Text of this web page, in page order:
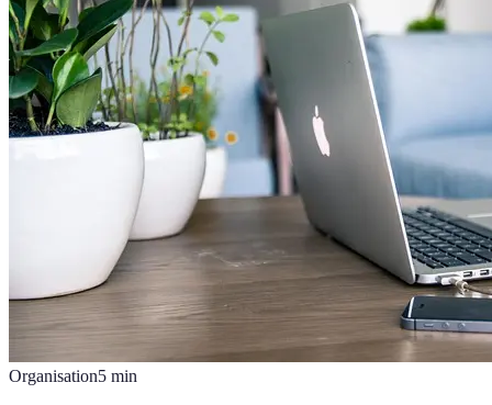
Organisation5 min